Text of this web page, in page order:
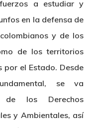
a estudiar y
en la defensa de
y de los
de los territorios
por el Estado. Desde
se va
de los Derechos
y Ambientales, así